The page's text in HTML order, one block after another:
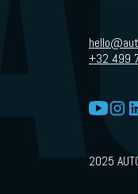
+32 499
2025